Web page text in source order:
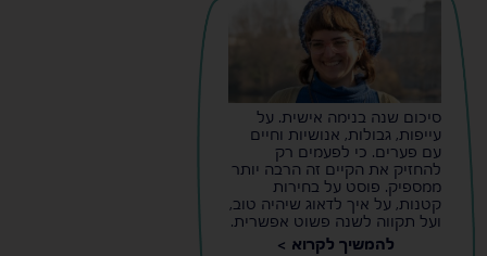
סיכום שנה בנימה אישית. על
עייפות, גבולות, אנושיות וחיים
עם פערים. כי לפעמים רק
להחזיק את הקיים זה הרבה יותר
ממספיק. פוסט על בחירות
קטנות, על איך לדאוג שיהיה טוב,
ועל תקווה לשנה פשוט אפשרית.
להמשיך לקרוא >